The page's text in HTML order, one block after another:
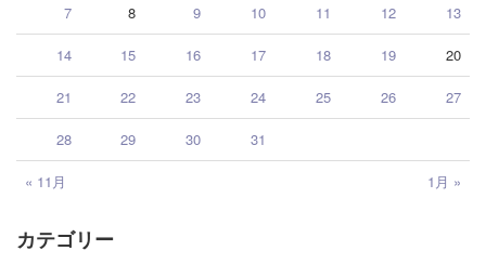
« 11月 1月 »
7 8 9 10 11 12 13
14 15 16 17 18 19 20
21 22 23 24 25 26 27
28 29 30 31
カテゴリー